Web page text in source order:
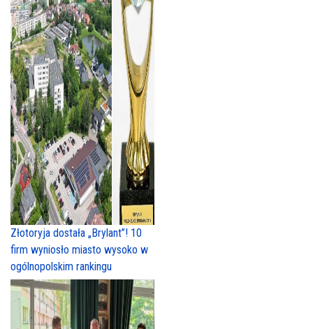
Złotoryja dostała „Brylant”! 10
firm wyniosło miasto wysoko w
ogólnopolskim rankingu